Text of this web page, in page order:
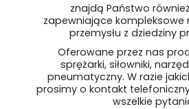
znajdą Państwo
zapewniające kompleksowe
przemysłu z dziedziny
Oferowane przez nas
sprężarki, siłowniki,
pneumatyczny. W razie
prosimy o kontakt
wszelkie